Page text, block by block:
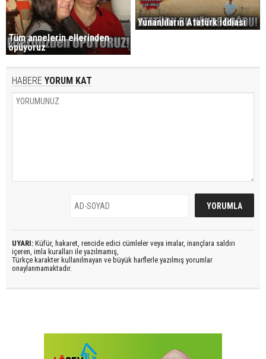
Tüm annelerin ellerinden
öpüyoruz
Yunanlıların Atatürk İddiası
HABERE YORUM KAT
UYARI: Küfür, hakaret, rencide edici cümleler veya imalar, inançlara saldırı
içeren, imla kuralları ile yazılmamış,
Türkçe karakter kullanılmayan ve büyük harflerle yazılmış yorumlar
onaylanmamaktadır.